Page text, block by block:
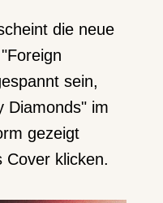
die neue
sein,
Diamonds" im
gezeigt
Cover klicken.